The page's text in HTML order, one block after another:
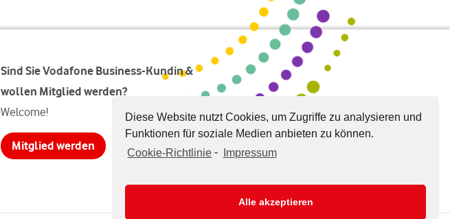
Diese Website nutzt Cookies, um Zugriffe zu analysieren und
Funktionen für soziale Medien anbieten zu können.
Cookie-Richtlinie - Impressum
Alle akzeptieren
Sind Sie Vodafone Business-Kundin &
wollen Mitglied werden?
Welcome!
Mitglied werden